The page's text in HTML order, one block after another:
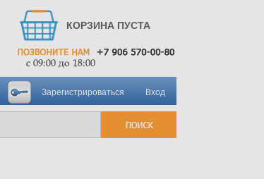
КОРЗИНА ПУСТА
Вход
Зарегистрироваться